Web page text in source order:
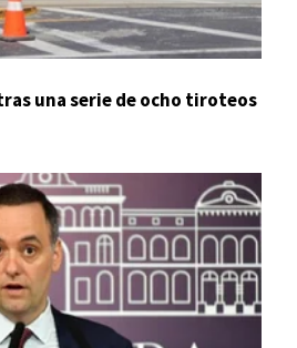
una serie de ocho tiroteos